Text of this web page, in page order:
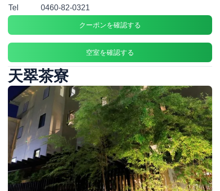
Tel
0460-82-0321
クーポンを確認する
空室を確認する
天翠茶寮